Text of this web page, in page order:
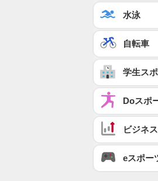
水泳
自転車
学生ス
Doスポ
ビジネス
eスポー